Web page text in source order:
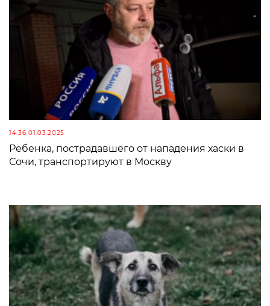
14:36 01.03.2025
Ребенка, пострадавшего от нападения хаски в
Сочи, транспортируют в Москву